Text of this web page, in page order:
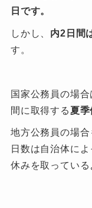
日です。
しかし、 内2日間
す。
国家公務員の場
間に取得する夏季
地方公務員の場
日数は自治体に
休みを取っている